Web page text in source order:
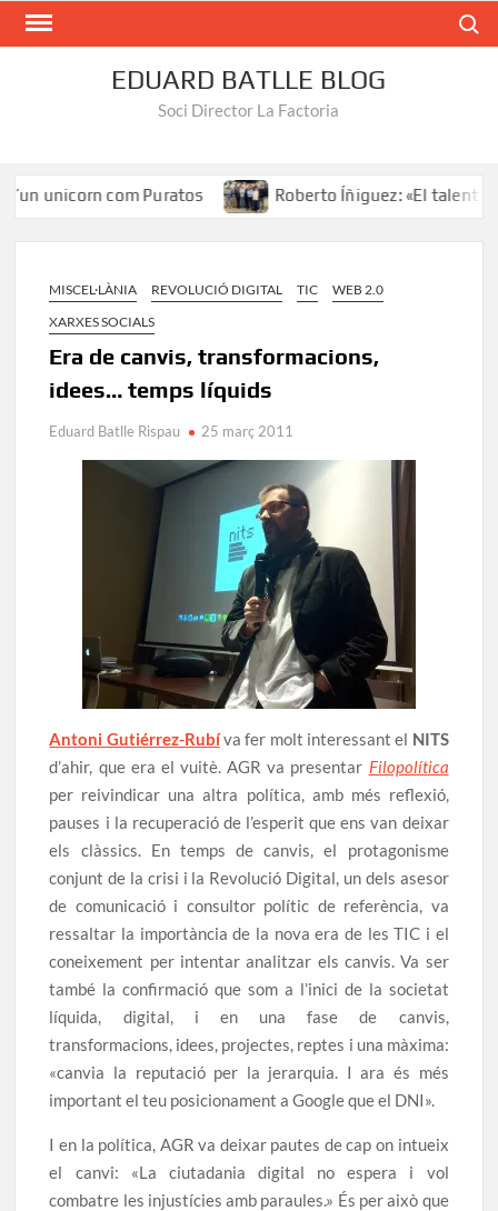
EDUARD BATLLE BLOG
Soci Director La Factoria
unicorn com Puratos Roberto Íñiguez: «El talent al
MISCEL·LÀNIA REVOLUCIÓ DIGITAL TIC
WEB 2.0
XARXES SOCIALS
Era de canvis, transformacions,
idees… temps líquids
Eduard Batlle Rispau 25 març 2011
Antoni Gutiérrez-Rubíva fer molt interessant el NITS
d’ahir, que era el vuitè. AGR va presentar Filopolítica
per reivindicar una altra política, amb més reflexió,
pauses i la recuperació de l’esperit que ens van deixar
els clàssics. En temps de canvis, el protagonisme
conjunt de la crisi i la Revolució Digital, un dels asesor
de comunicació i consultor polític de referència, va
ressaltar la importància de la nova era de les TIC i el
coneixement per intentar analitzar els canvis. Va ser
també la confirmació que som a l’inici de la societat
líquida, digital, i en una fase de canvis,
transformacions, idees, projectes, reptes i una màxima:
«canvia la reputació per la jerarquia. I ara és més
important el teu posicionament a Google que el DNI».
I en la política, AGR va deixar pautes de cap on intueix
el canvi: «La ciutadania digital no espera i vol
combatre les injustícies amb paraules.» És per això que